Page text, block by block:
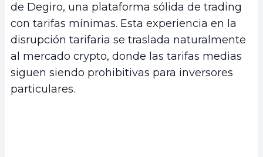
de Degiro, una plataforma sólida de trading
con tarifas mínimas. Esta experiencia en la
disrupción tarifaria se traslada naturalmente
al mercado crypto, donde las tarifas medias
siguen siendo prohibitivas para inversores
particulares.